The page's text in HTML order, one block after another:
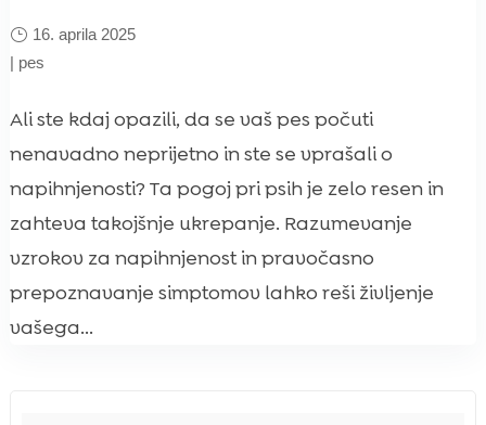
16. aprila 2025
| pes
Ali ste kdaj opazili, da se vaš pes počuti
nenavadno neprijetno in ste se vprašali o
napihnjenosti? Ta pogoj pri psih je zelo resen in
zahteva takojšnje ukrepanje. Razumevanje
vzrokov za napihnjenost in pravočasno
prepoznavanje simptomov lahko reši življenje
vašega...